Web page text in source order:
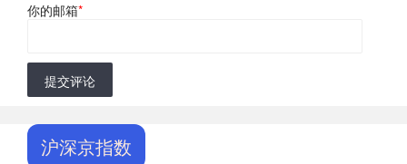
你的邮箱*
提交评论
沪深京指数